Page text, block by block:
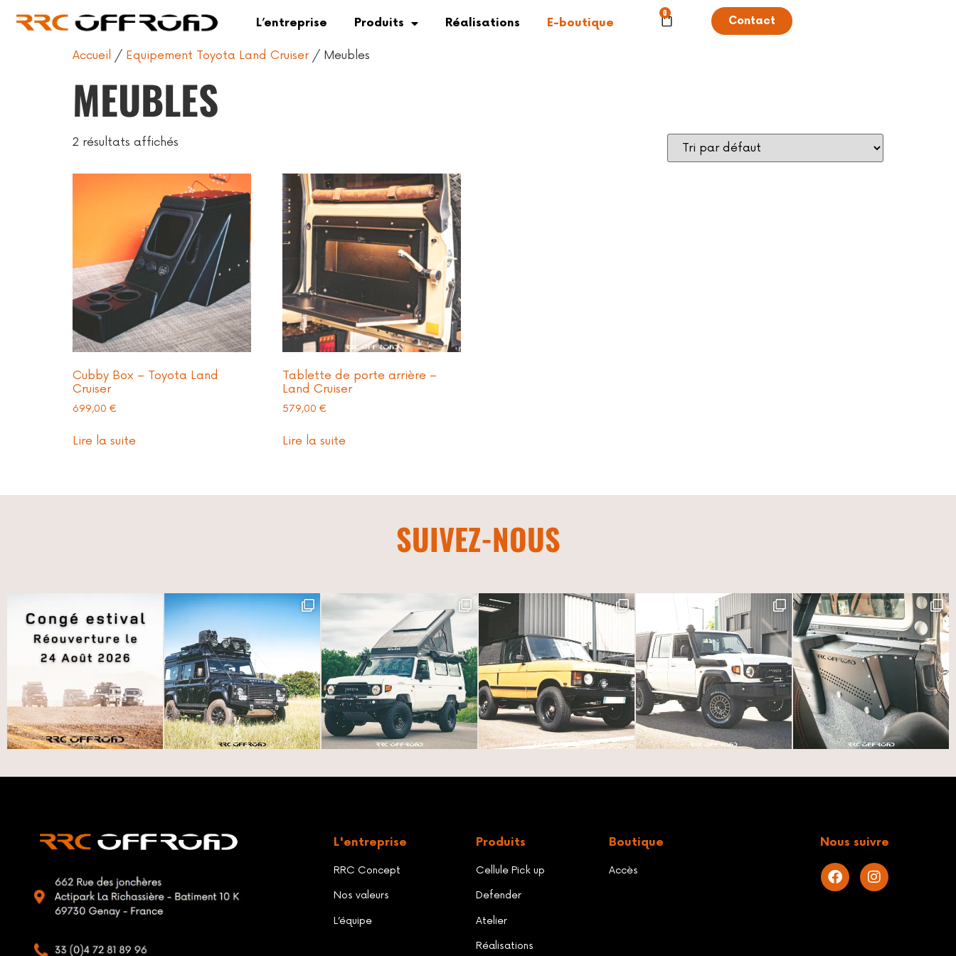
L’entreprise Produits Réalisations E-boutique
0
Contact
Accueil / Equipement Toyota Land Cruiser/ Meubles
MEUBLES
2 résultats affichés
Cubby Box – Toyota Land
Cruiser
699,00 €
Lire la suite
Tablette de porte arrière –
Land Cruiser
579,00 €
Lire la suite
SUIVEZ-NOUS
L'entreprise
RRC Concept
Nos valeurs
L’équipe
Produits
Cellule Pick up
Defender
Atelier
Réalisations
Boutique
Accès
Nous suivre